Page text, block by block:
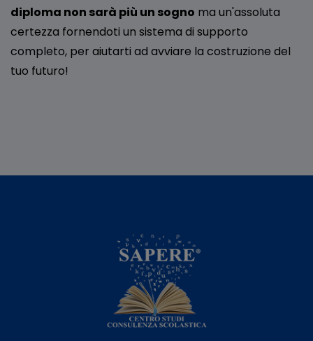
diploma non sarà più un sogno ma un'assoluta
certezza fornendoti un sistema di supporto
completo, per aiutarti ad avviare la costruzione del
tuo futuro!